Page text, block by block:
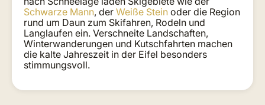
Schwarze Mann, der Weiße Stein oder die Region
rund um Daun zum Skifahren, Rodeln und
Langlaufen ein. Verschneite Landschaften,
Winterwanderungen und Kutschfahrten machen
die kalte Jahreszeit in der Eifel besonders
stimmungsvoll.